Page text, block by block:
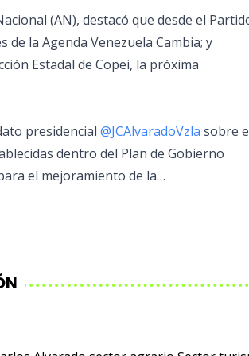
(AN), destacó que desde el
la Agenda Venezuela Cambia; y
Estadal de Copei, la próxima
presidencial @JCAlvaradoVzla sobre
dentro del Plan de Gobierno
el mejoramiento de la…